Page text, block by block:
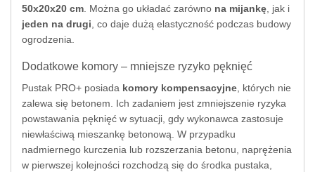
50x20x20 cm . Można go układać zarówno na mijankę , jak i
jeden na drugi , co daje dużą elastyczność podczas budowy
ogrodzenia.
Dodatkowe komory – mniejsze ryzyko pęknięć
Pustak PRO+ posiada komory kompensacyjne , których nie
zalewa się betonem. Ich zadaniem jest zmniejszenie ryzyka
powstawania pęknięć w sytuacji, gdy wykonawca zastosuje
niewłaściwą mieszankę betonową. W przypadku
nadmiernego kurczenia lub rozszerzania betonu, naprężenia
w pierwszej kolejności rozchodzą się do środka pustaka,